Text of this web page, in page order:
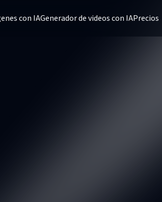
con IAGenerador de videos con IAPrecios